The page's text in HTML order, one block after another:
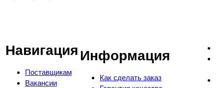
Навигация
Поставщикам
Вакансии
Информация
Как сделать заказ